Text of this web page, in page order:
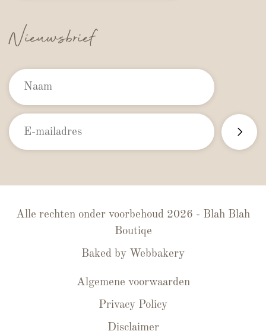
Nieuwsbrief
Alle rechten onder voorbehoud 2026 - Blah Blah
Boutiqe
Baked by Webbakery
Algemene voorwaarden
Privacy Policy
Disclaimer